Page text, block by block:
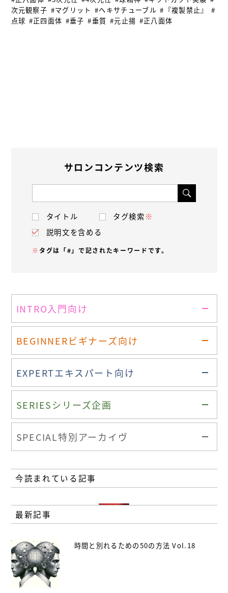
次元観察子 #マグリット #ヘキサチューブル #『複製禁止』
#
点球 #正四面体 #垂子 #垂質 #元止揚 #正八面体
サロンコンテンツ検索
タイトル タグ検索※
説明文を含める
※ タグは「#」で記されたキーワードです。
INTRO入門向け
BEGINNERビギナーズ向け
EXPERTエキスパート向け
SERIESシリーズ企画
SPECIAL特別アーカイヴ
今読まれている記事
最新記事
時間と別れるための50の方法 Vol.18